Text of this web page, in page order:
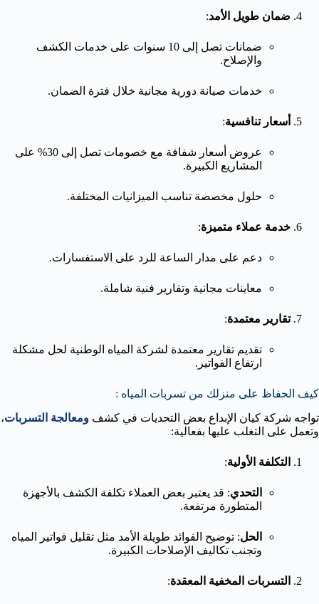
ضمان طويل الأمد:
ضمانات تصل إلى 10 سنوات على خدمات الكشف
والإصلاح.
خدمات صيانة دورية مجانية خلال فترة الضمان.
أسعار تنافسية:
عروض أسعار شفافة مع خصومات تصل إلى 30% على
المشاريع الكبيرة.
حلول مخصصة تناسب الميزانيات المختلفة.
خدمة عملاء متميزة:
دعم على مدار الساعة للرد على الاستفسارات.
معاينات مجانية وتقارير فنية شاملة.
تقارير معتمدة:
تقديم تقارير معتمدة لشركة المياه الوطنية لحل مشكلة
ارتفاع الفواتير.
كيف الحفاظ على منزلك من تسربات المياه :
تواجه شركة كيان الإبداع بعض التحديات في كشف ومعالجة التسربات،
وتعمل على التغلب عليها بفعالية:
التكلفة الأولية:
التحدي: قد يعتبر بعض العملاء تكلفة الكشف بالأجهزة
المتطورة مرتفعة.
الحل: توضيح الفوائد طويلة الأمد مثل تقليل فواتير المياه
وتجنب تكاليف الإصلاحات الكبيرة.
التسربات المخفية المعقدة: